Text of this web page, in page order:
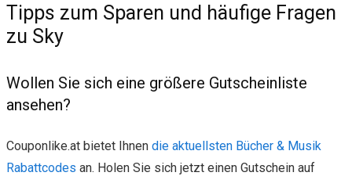
Tipps zum Sparen und häufige Fragen
zu Sky
Wollen Sie sich eine größere Gutscheinliste
ansehen?
Couponlike.at bietet Ihnen die aktuellsten Bücher & Musik
Rabattcodes an. Holen Sie sich jetzt einen Gutschein auf